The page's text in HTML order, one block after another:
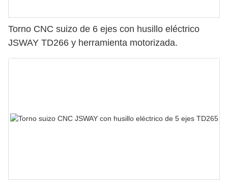
Torno CNC suizo de 6 ejes con husillo eléctrico
JSWAY TD266 y herramienta motorizada.